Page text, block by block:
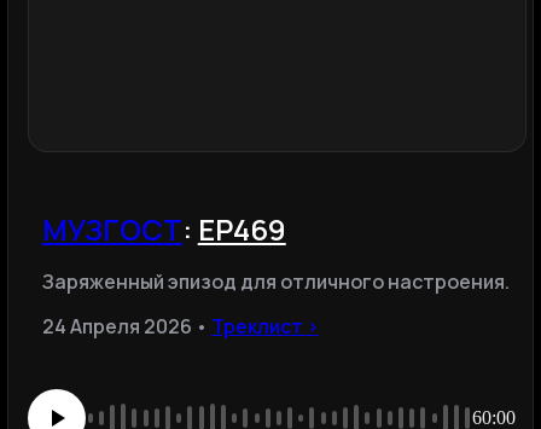
МУЗГОСТ: ЕР469
Заряженный эпизод для отличного настроения.
24 Апреля 2026 • Треклист ›
60:00